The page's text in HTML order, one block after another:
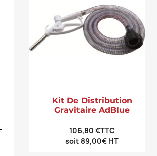
Kit De Distribution
Gravitaire AdBlue
106,80 €TTC
soit 89,00€ HT